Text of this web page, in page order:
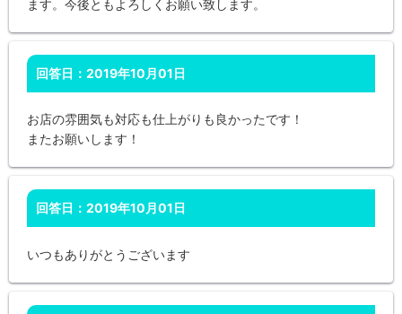
ます。今後ともよろしくお願い致します。
回答日：2019年10月01日
お店の雰囲気も対応も仕上がりも良かったです！
またお願いします！
回答日：2019年10月01日
いつもありがとうございます